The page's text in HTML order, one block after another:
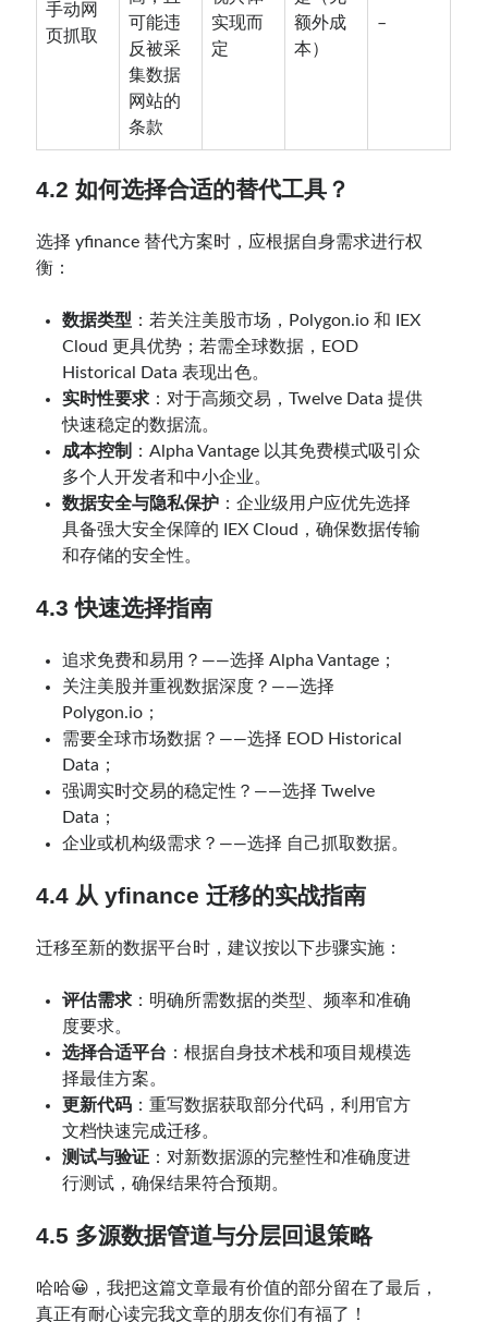
手动网
页抓取
可能违
反被采
集数据
网站的
条款
实现而
定
额外成
本）
–
4.2 如何选择合适的替代工具？
选择 yfinance 替代方案时，应根据自身需求进行权
衡：
数据类型 ：若关注美股市场，Polygon.io 和 IEX
Cloud 更具优势；若需全球数据，EOD
Historical Data 表现出色。
实时性要求 ：对于高频交易，Twelve Data 提供
快速稳定的数据流。
成本控制
：Alpha Vantage 以其免费模式吸引众
多个人开发者和中小企业。
数据安全与隐私保护 ：企业级用户应优先选择
具备强大安全保障的 IEX Cloud，确保数据传输
和存储的安全性。
4.3 快速选择指南
追求免费和易用？——选择 Alpha Vantage；
关注美股并重视数据深度？——选择
Polygon.io；
需要全球市场数据？——选择 EOD Historical
Data；
强调实时交易的稳定性？——选择 Twelve
Data；
企业或机构级需求？——选择 自己抓取数据。
4.4 从 yfinance 迁移的实战指南
迁移至新的数据平台时，建议按以下步骤实施：
评估需求 ：明确所需数据的类型、频率和准确
度要求。
选择合适平台 ：根据自身技术栈和项目规模选
择最佳方案。
更新代码 ：重写数据获取部分代码，利用官方
文档快速完成迁移。
测试与验证 ：对新数据源的完整性和准确度进
行测试，确保结果符合预期。
4.5 多源数据管道与分层回退策略
哈哈😀，我把这篇文章最有价值的部分留在了最后，
真正有耐心读完我文章的朋友你们有福了！